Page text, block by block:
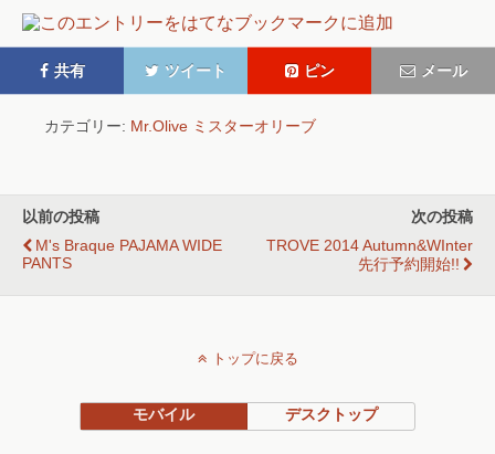
共有 ツイート ピン メール
カテゴリー: Mr.Olive ミスターオリーブ
以前の投稿
M's Braque PAJAMA WIDE
PANTS
次の投稿
TROVE 2014 Autumn&WInter
先行予約開始!!
トップに戻る
モバイル デスクトップ